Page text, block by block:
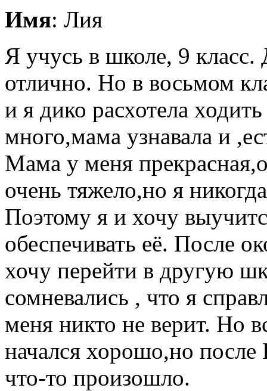
Имя: Лия
Я учусь в школе, 9 класс.
отлично. Но в восьмом
и я дико расхотела
много,мама узнавала и
Мама у меня
очень тяжело,но я
Поэтому я и хочу
обеспечивать её. После
хочу перейти в другую
сомневались , что я
меня никто не верит. Но
начался хорошо,но
что-то произошло.